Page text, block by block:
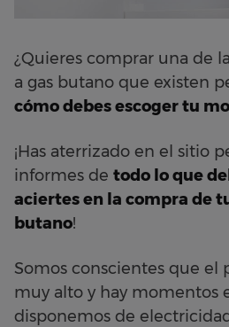
¿Quieres comprar una de
a gas butano que existen
cómo debes escoger tu
¡Has aterrizado en el sitio
informes de todo lo que
aciertes en la compra de
butano!
Somos conscientes que el
muy alto y hay momentos
disponemos de